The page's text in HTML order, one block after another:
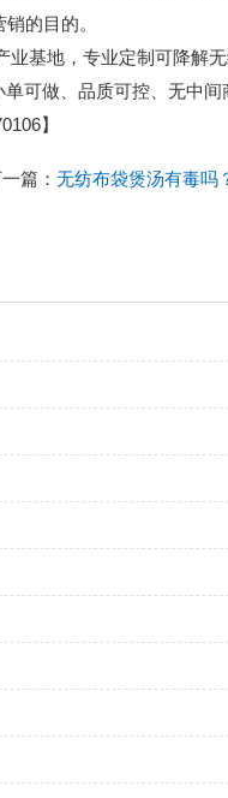
的目的。
基地，专业定制可降解
可做、品质可控、无中
】
篇： 无纺布袋煲汤有毒吗